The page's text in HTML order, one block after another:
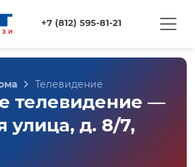
+7 (812) 595-81-21
Телевидение
телевидение —
улица, д. 8/7,